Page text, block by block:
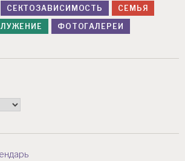
СЕКТОЗАВИСИМОСТЬ
СЕМЬЯ
ФОТОГАЛЕРЕИ